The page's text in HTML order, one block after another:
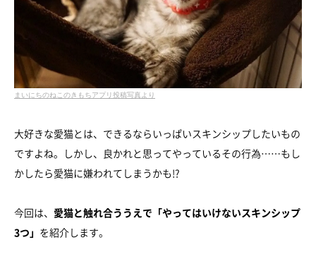
まいにちのねこのきもちアプリ投稿写真より
大好きな愛猫とは、できるならいっぱいスキンシップしたいもの
ですよね。しかし、良かれと思ってやっているその行為……もし
かしたら愛猫に嫌われてしまうかも!?
今回は、 愛猫と触れ合ううえで「やってはいけないスキンシップ
3つ」 を紹介します。